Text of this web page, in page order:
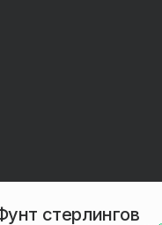
стерлингов